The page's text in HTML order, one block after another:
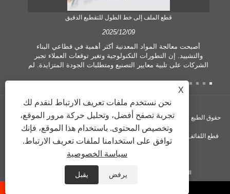
قطع الملف إلى خط الطول للتقطيع الدقيق
2025/12/09
أصبحت معالجة المواد المعدنية أكثر أهمية في قطاعي البناء
والتشييد. إن التطورات التكنولوجية وتغير توقعات العملاء تجبر
الشركات على تلبية معايير التصنيع ومتطلبات الجودة المتزايدة. لم
المعاصرة، وخاصة في السعي لتحقيق قدر كبير من الدقة والكفاءة.
ولذلك، فقد ظهر خط قطع الملف حسب الطول كمعدات معالجة
الملف.
حقوق الطبع والنشر © GUANGZHOU KINGREAL MACHINERY CO., LTD.، - آلة
قطع اللفائف، آلة قطع اللفائف حسب الطول، خط قطع المعدن حسب الطول - جميع
الحقوق محفوظة
الروابط RSS
X
نحن نستخدم ملفات تعريف الارتباط لنقدم لك
تجربة تصفح أفضل، وتحليل حركة مرور الموقع،
وتخصيص المحتوى. باستخدام هذا الموقع، فإنك
توافق على استخدامنا لملفات تعريف الارتباط.
سياسة الخصوصية
يرفض يقبل